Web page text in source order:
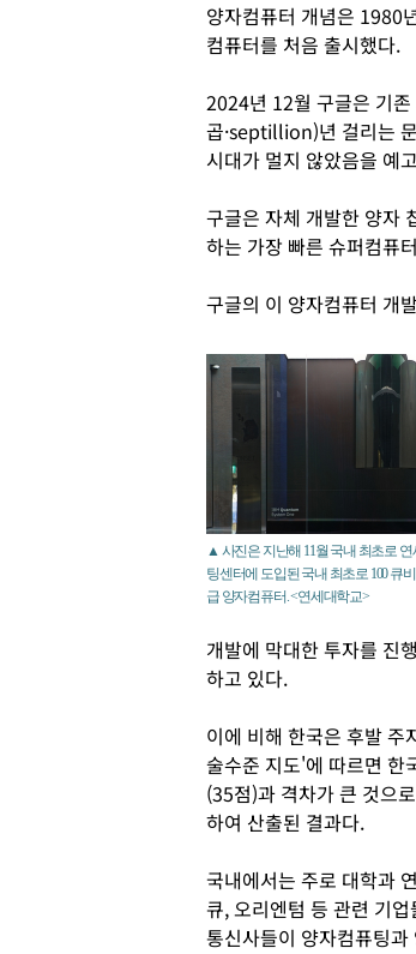
양자컴퓨터 개념은 1980
컴퓨터를 처음 출시했다.
2024년 12월 구글은 기
곱·septillion)년 걸리는
시대가 멀지 않았음을 예
구글은 자체 개발한 양자
하는 가장 빠른 슈퍼컴퓨
구글의 이 양자컴퓨터 개
▲ 사진은 지난해 11월 국내 최초로
팅센터에 도입된 국내 최초로 100 큐
급 양자컴퓨터. <연세대학교>
개발에 막대한 투자를 진
하고 있다.
이에 비해 한국은 후발 주
술수준 지도'에 따르면 한
(35점)과 격차가 큰 것으
하여 산출된 결과다.
국내에서는 주로 대학과
큐, 오리엔텀 등 관련 기
통신사들이 양자컴퓨팅